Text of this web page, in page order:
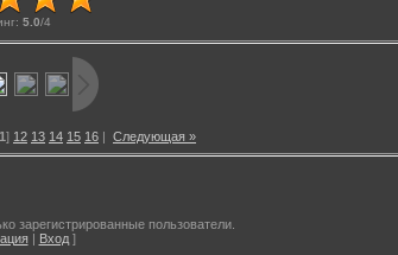
: 5.0/4
] 12 13 14 15 16 | Следующая »
зарегистрированные пользователи.
| Вход]